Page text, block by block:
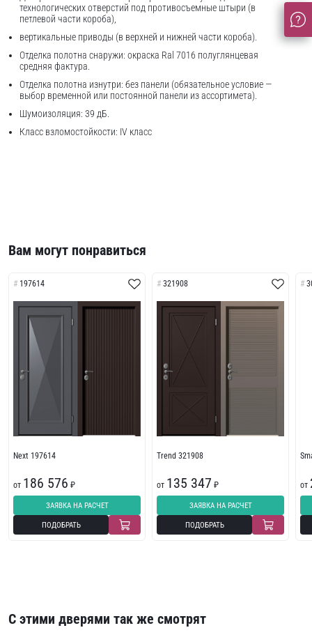
технологических отверстий под противосъемные штыри (в
петлевой части короба),
вертикальные приводы (в верхней и нижней части короба).
Отделка полотна снаружи: окраска Ral 7016 полуглянцевая
средняя фактура.
Отделка полотна изнутри: без панели (обязательное условие —
выбор временной или постоянной панели из ассортимета).
Шумоизоляция: 39 дБ.
Класс взломостойкости: IV класс
Вам могут понравиться
197614
Next 197614
от 186 576 ₽
ЗАЯВКА НА РАСЧЕТ
ПОДОБРАТЬ
321908
Trend 321908
от 135 347 ₽
ЗАЯВКА НА РАСЧЕТ
ПОДОБРАТЬ
от
С этими дверями так же смотрят